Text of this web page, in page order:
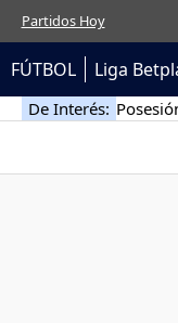
Partidos Hoy
FÚTBOL Liga
De Interés: